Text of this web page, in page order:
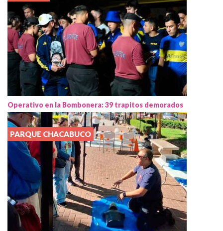
Operativo en la Bombonera: 39 trapitos demorados
PARQUE CHACABUCO